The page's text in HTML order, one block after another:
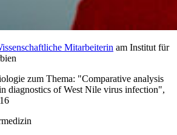
Mitarbeiterin am Institut für
zum Thema: "Comparative analysis
diagnostics of West Nile virus infection",